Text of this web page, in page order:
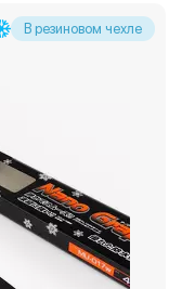
В резиновом чехле